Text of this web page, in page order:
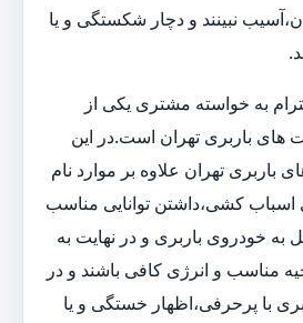
نبینند و دچار شکستگی و یا
به خواسته مشتری یکی از
باربری تهران است.در این
باربری تهران علاوه بر موارد نام
اسباب کشی،داشتن توانایی مناسب
خودروی باربری و در نهایت به
مناسب و انرژی کافی باشند و در
با پرحرفی،اظهار خستگی و یا